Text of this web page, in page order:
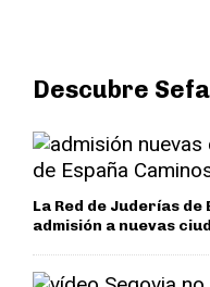
Descubre
La Red de Juderías
admisión a nuevas